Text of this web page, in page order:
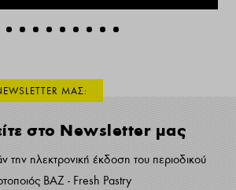
ΜΑΣ:
στο Newsletter μας
την ηλεκτρονική έκδοση του περιοδικού
ΒΑΖ - Fresh Pastry